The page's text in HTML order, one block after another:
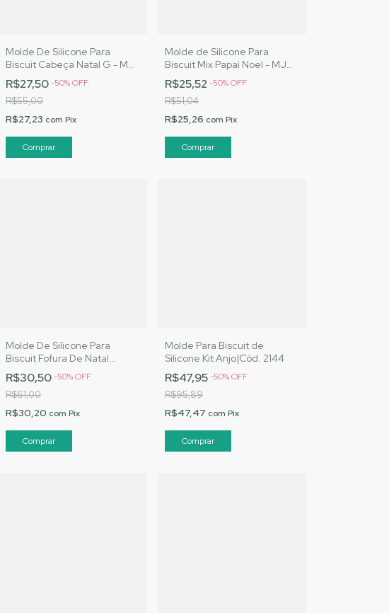
Molde De Silicone Para
Biscuit Cabeça Natal G - MJ
Artesanatos | Cód. A035
R$27,50-50%OFF
R$55,00
R$27,23 com Pix
Molde de Silicone Para
Biscuit Mix Papai Noel - MJ
Artesanatos | Cód. A038
R$25,52 -50%OFF
R$51,04
R$25,26 com Pix
Molde De Silicone Para
Biscuit Fofura De Natal
Estrela - MJ Artesanatos
|Cód.MO -652
R$30,50-50%OFF
R$61,00
R$30,20 com Pix
Molde Para Biscuit de
Silicone Kit Anjo|Cód. 2144
R$47,95-50%OFF
R$95,89
R$47,47 com Pix